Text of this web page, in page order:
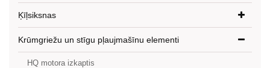
Ķīļsiksnas
Krūmgriežu un stīgu pļaujmašīnu elementi
HQ motora izkaptis